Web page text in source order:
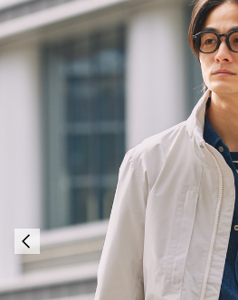
【最大50%OFF】FINAL
ログイン/会員登録で送料
AIGLE CLUB ポイントサービス